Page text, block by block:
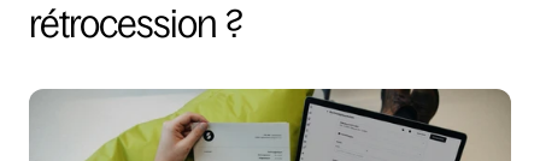
rétrocession ?